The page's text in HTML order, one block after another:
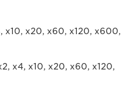
x10, x20, x60, x120, x600,
x4, x10, x20, x60, x120,